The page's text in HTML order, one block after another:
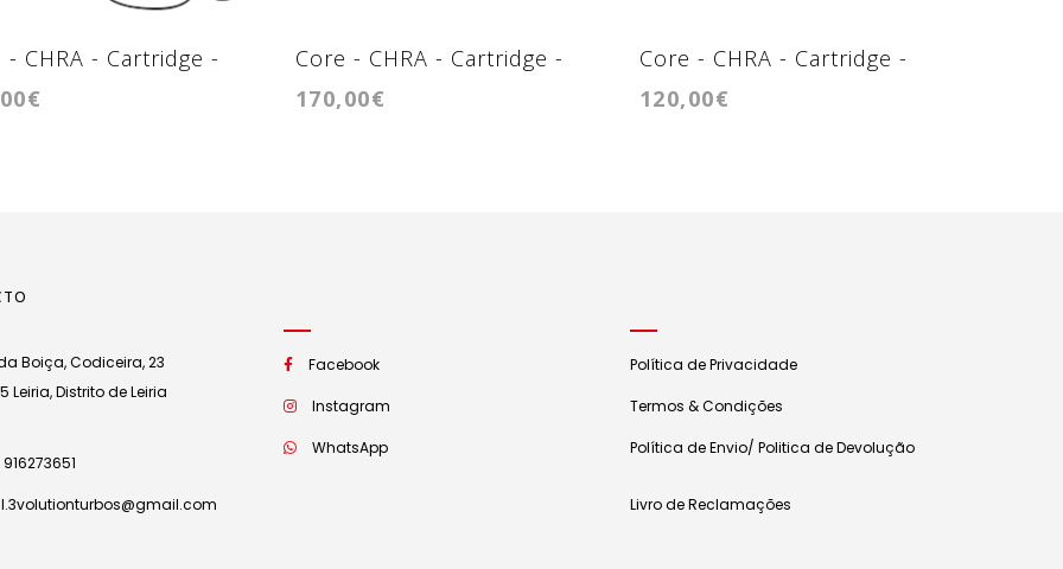
- CHRA - Cartridge -
Core - CHRA - Cartridge -
TD04L4
170,00€
Core - CHRA - Cartridge -
K03
120,00€
Boiça, Codiceira, 23
Leiria, Distrito de Leiria
Facebook
Instagram
WhatsApp
Política de Privacidade
Termos & Condições
Política de Envio/ Politica de Devolução
Livro de Reclamações